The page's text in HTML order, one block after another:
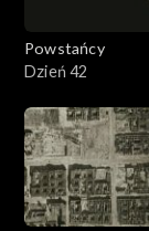
Powstańcy
Dzień 42